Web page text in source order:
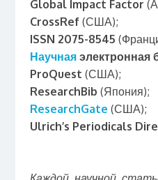
Global Impact Factor
CrossRef (США);
ISSN 2075-8545
Научнаяэлектронная
ProQuest (США);
ResearchBib (Япония);
ResearchGate (США);
Ulrich’s Periodicals